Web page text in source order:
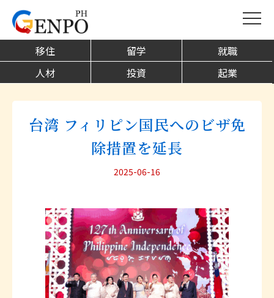
移住 留学
就職
人材
投資 起業
台湾 フィリピン国民へのビザ免
除措置を延長
2025-06-16